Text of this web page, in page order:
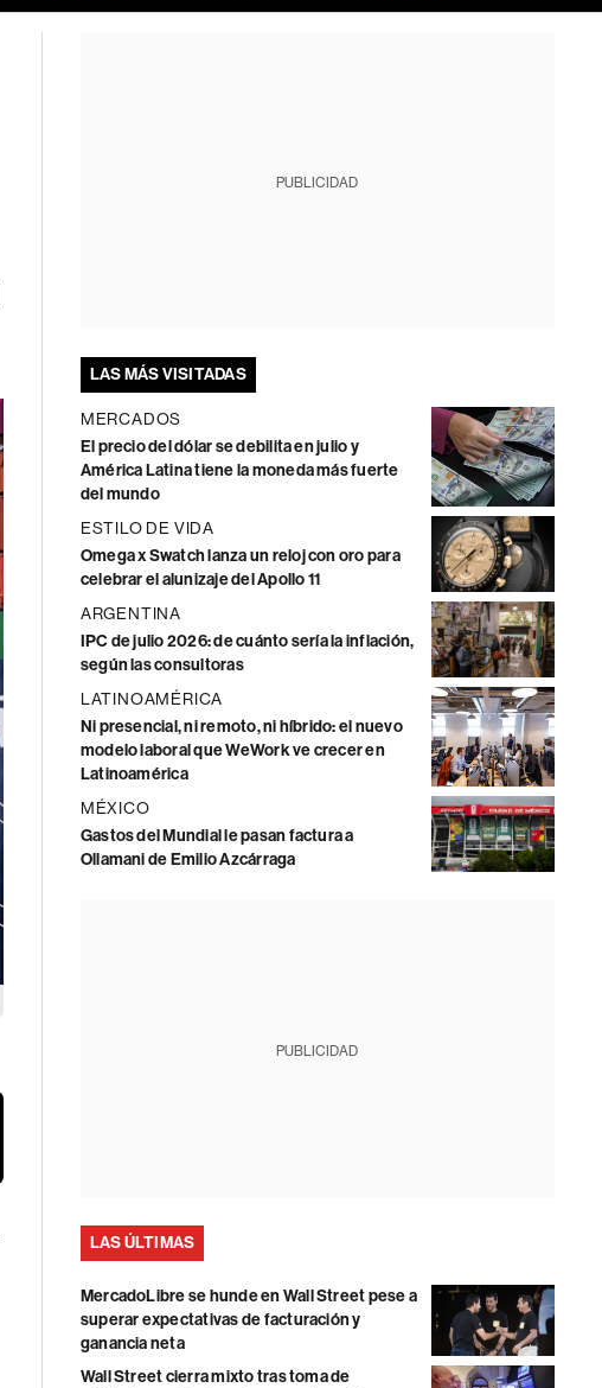
PUBLICIDAD
LAS MÁS VISITADAS
MERCADOS
El precio del dólar se debilita en julio y
América Latina tiene la moneda más fuerte
del mundo
ESTILO DE VIDA
Omega x Swatch lanza un reloj con oro para
celebrar el alunizaje del Apollo 11
ARGENTINA
IPC de julio 2026: de cuánto sería la inflación,
según las consultoras
LATINOAMÉRICA
Ni presencial, ni remoto, ni híbrido: el nuevo
modelo laboral que WeWork ve crecer en
Latinoamérica
MÉXICO
Gastos del Mundial le pasan factura a
Ollamani de Emilio Azcárraga
PUBLICIDAD
LAS ÚLTIMAS
MercadoLibre se hunde en Wall Street pese a
superar expectativas de facturación y
ganancia neta
Wall Street cierra mixto tras toma de